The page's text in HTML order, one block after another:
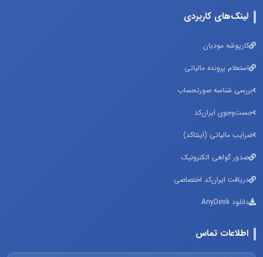
لینک‌های کاربردی
کارپوشه مودیان
استعلام پرونده مالیاتی
بررسی شناسه صورتحساب
جست‌وجوی ایران‌کد
ضرایب مالیاتی (اینتاکد)
صدور گواهی الکترونیک
دریافت ایران‌کد اختصاصی
دانلود AnyDesk
اطلاعات تماس